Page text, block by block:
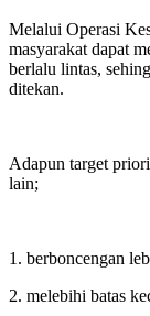
Melalui Operasi
masyarakat dapat
berlalu lintas,
ditekan.
Adapun target
lain;
1. berboncengan
2. melebihi batas